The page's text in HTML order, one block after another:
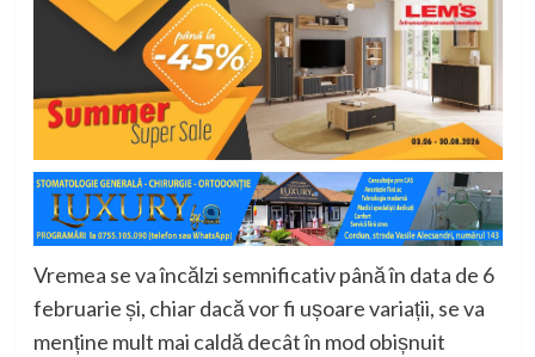
Vremea se va încălzi semnificativ până în data de 6
februarie și, chiar dacă vor fi ușoare variații, se va
menține mult mai caldă decât în mod obișnuit